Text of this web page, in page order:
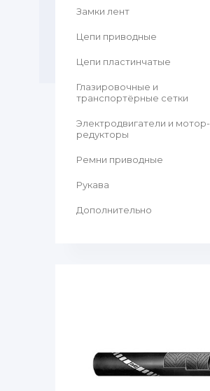
Замки лент
Цепи приводные
Цепи пластинчатые
Глазировочные и
транспортёрные сетки
Электродвигатели и мотор-
редукторы
Ремни приводные
Рукава
Дополнительно